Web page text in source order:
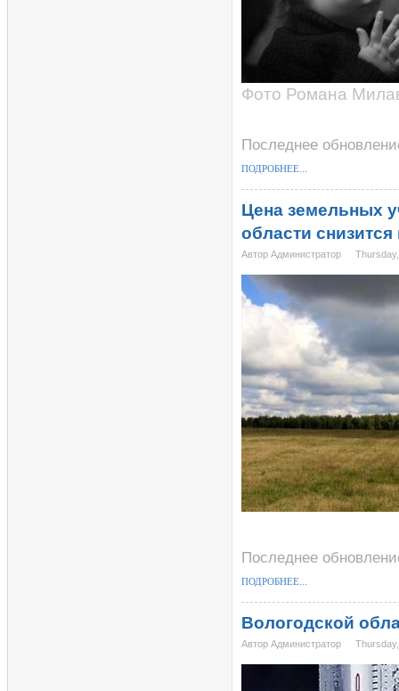
Фото Романа
Последнее
ПОДРОБНЕЕ...
Цена земельных
области снизится
Автор Администратор
Последнее
ПОДРОБНЕЕ...
Вологодской
Автор Администратор